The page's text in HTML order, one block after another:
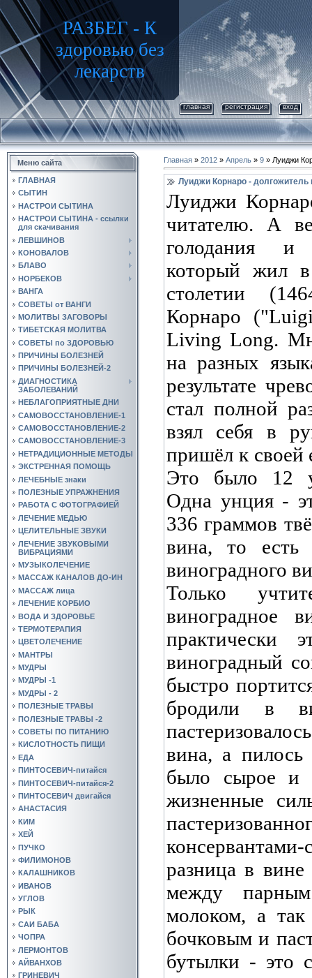
РАЗБЕГ - К
здоровью без
лекарств
главная регистрация вход
Меню сайта
ГЛАВНАЯ
СЫТИН
НАСТРОИ СЫТИНА
НАСТРОИ СЫТИНА - ссылки
для скачивания
ЛЕВШИНОВ
КОНОВАЛОВ
БЛАВО
НОРБЕКОВ
ВАНГА
СОВЕТЫ от ВАНГИ
МОЛИТВЫ ЗАГОВОРЫ
ТИБЕТСКАЯ МОЛИТВА
СОВЕТЫ по ЗДОРОВЬЮ
ПРИЧИНЫ БОЛЕЗНЕЙ
ПРИЧИНЫ БОЛЕЗНЕЙ-2
ДИАГНОСТИКА
ЗАБОЛЕВАНИЙ
НЕБЛАГОПРИЯТНЫЕ ДНИ
САМОВОССТАНОВЛЕНИЕ-1
САМОВОССТАНОВЛЕНИЕ-2
САМОВОССТАНОВЛЕНИЕ-3
НЕТРАДИЦИОННЫЕ МЕТОДЫ
ЭКСТРЕННАЯ ПОМОЩЬ
ЛЕЧЕБНЫЕ знаки
ПОЛЕЗНЫЕ УПРАЖНЕНИЯ
РАБОТА С ФОТОГРАФИЕЙ
ЛЕЧЕНИЕ МЕДЬЮ
ЦЕЛИТЕЛЬНЫЕ ЗВУКИ
ЛЕЧЕНИЕ ЗВУКОВЫМИ
ВИБРАЦИЯМИ
МУЗЫКОЛЕЧЕНИЕ
МАССАЖ КАНАЛОВ ДО-ИН
МАССАЖ лица
ЛЕЧЕНИЕ КОРБИО
ВОДА И ЗДОРОВЬЕ
ТЕРМОТЕРАПИЯ
ЦВЕТОЛЕЧЕНИЕ
МАНТРЫ
МУДРЫ
МУДРЫ -1
МУДРЫ - 2
ПОЛЕЗНЫЕ ТРАВЫ
ПОЛЕЗНЫЕ ТРАВЫ -2
СОВЕТЫ ПО ПИТАНИЮ
КИСЛОТНОСТЬ ПИЩИ
ЕДА
ПИНТОСЕВИЧ-питайся
ПИНТОСЕВИЧ-питайся-2
ПИНТОСЕВИЧ двигайся
АНАСТАСИЯ
КИМ
ХЕЙ
ПУЧКО
ФИЛИМОНОВ
КАЛАШНИКОВ
ИВАНОВ
УГЛОВ
РЫК
САИ БАБА
ЧОПРА
ЛЕРМОНТОВ
АЙВАНХОВ
ГРИНЕВИЧ
Главная » 2012 » Апрель » 9 » Луиджи
Луиджи Корнаро - долгожитель
Луиджи
читателю. А
голодания и
который жил
столетии
Корнаро
Living Long.
на разных
результате
стал полной
взял себя в
пришёл к своей
Это было 12
Одна унция -
336 граммов
вина, то есть
виноградного
Только
виноградное
практически
виноградный
быстро
бродили в
вина, а
было сырое и
жизненные
разница в
между
молоком, а
бочковым и
бутылки - это